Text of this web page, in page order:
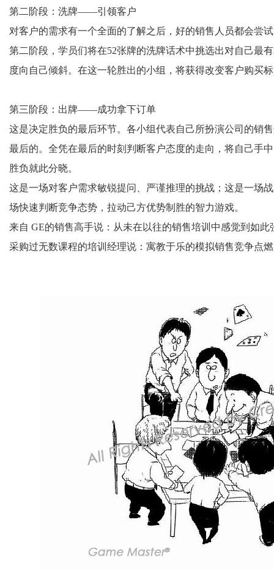
第二阶段：洗牌——引领客户
对客户的需求有一个全面的了解之后，好的销售人员都会尝
第二阶段，学员们将在52张牌的洗牌话术中挑选出对自己最
度向自己倾斜。在这一轮胜出的小组，将获得改变客户购买
第三阶段：出牌——成功拿下订单
这是决定胜负的最后环节。各小组代表自己所扮演公司的销
最后的。全凭在最后的时刻判断客户态度的走向，将自己手
胜负就此分晓。
这是一场对客户需求敏锐提问、严谨推理的挑战；这是一场
场快速判断竞争态势，拉动己方优势制胜的智力游戏。
来自 GE的销售高手说：从未在以往的销售培训中感觉到如此
采购过无数课程的培训经理说：寓教于乐的模拟销售竞争点